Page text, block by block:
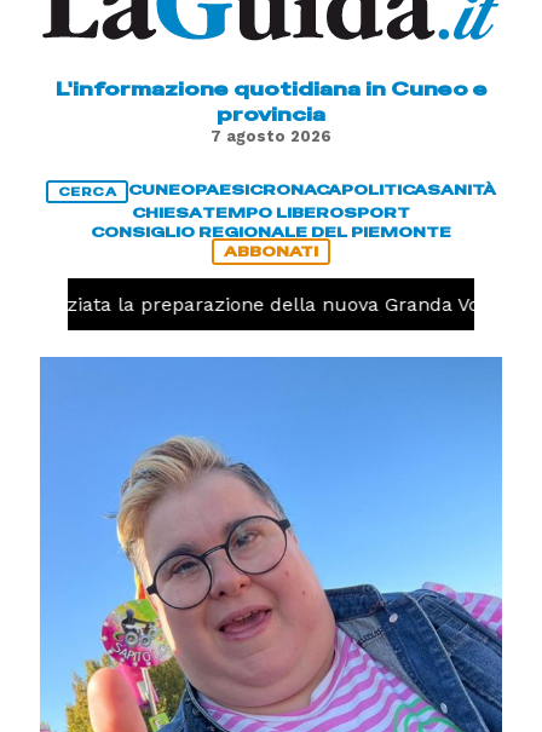
L'informazione quotidiana in Cuneo e
provincia
7 agosto 2026
CERCA CUNEOPAESICRONACAPOLITICASANITÀ
CHIESATEMPO LIBEROSPORT
CONSIGLIO REGIONALE DEL PIEMONTE
ABBONATI
iniziata la preparazione della nuova Granda Volley